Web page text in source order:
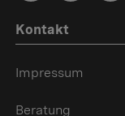
Kontakt
Impressum
Beratung